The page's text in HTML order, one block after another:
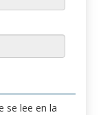
se lee en la